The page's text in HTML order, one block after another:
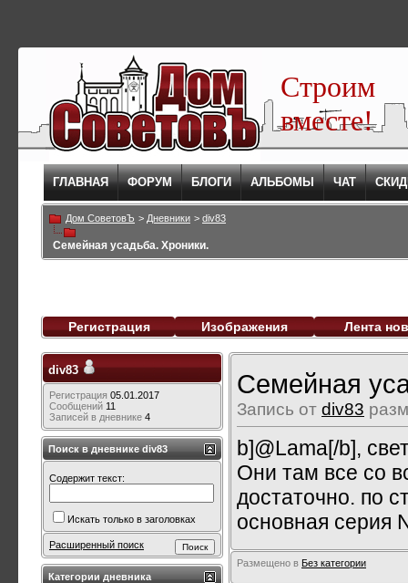
Строим
вместе!
ГЛАВНАЯ ФОРУМ БЛОГИ АЛЬБОМЫ ЧАТ
Дом СоветовЪ > Дневники > div83
Семейная усадьба. Хроники.
Регистрация Изображения Лента
Семейная
Запись от div83
b]@Lama[/b],
Они там все со
достаточно. по
основная серия
Размещено в Без категории
div83
Регистрация 05.01.2017
Сообщений 11
Записей в дневнике 4
Поиск в дневнике div83
Содержит текст:
Искать только в заголовках
Расширенный поиск
Категории дневника